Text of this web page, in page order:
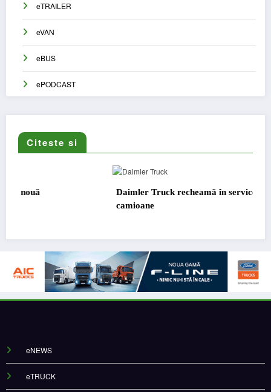
eTRAILER
eVAN
eBUS
ePODCAST
Citeste si
Daimler Truck recheamă în service peste 131.000 de
eNEWS
eTRUCK